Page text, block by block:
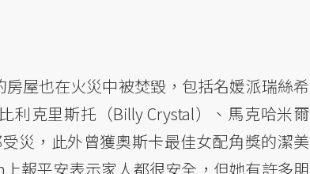
屋也在火災中被焚毀，包括名媛派瑞絲希
利克里斯托（Billy Crystal）、馬克哈米爾
災，此外曾獲奧斯卡最佳女配角獎的潔美
報平安表示家人都很安全，但她有許多朋